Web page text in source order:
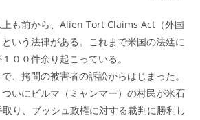
も前から、Alien Tort Claims Act（外国
いう法律がある。これまで米国の法廷に
００件余り起こっている。
拷問の被害者の訴訟からはじまった。
いにビルマ（ミャンマー）の村民が米石
り、ブッシュ政権に対する裁判に勝利し